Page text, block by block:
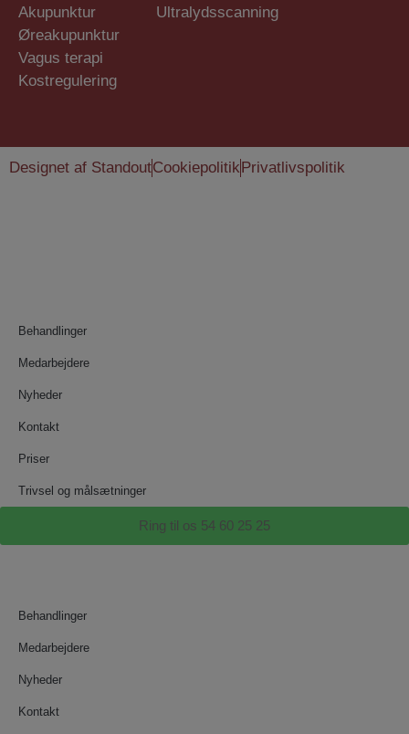
Akupunktur
Øreakupunktur
Vagus terapi
Kostregulering
Ultralydsscanning
Designet af StandoutCookiepolitik Privatlivspolitik
Behandlinger
Medarbejdere
Nyheder
Kontakt
Priser
Trivsel og målsætninger
Ring til os 54 60 25 25
Behandlinger
Medarbejdere
Nyheder
Kontakt